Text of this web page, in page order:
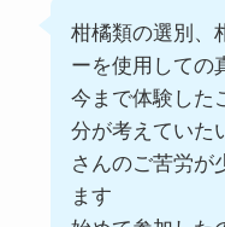
柑橘類の選別、
ーを使用しての
今まで体験した
分が考えていた
さんのご苦労が
ます